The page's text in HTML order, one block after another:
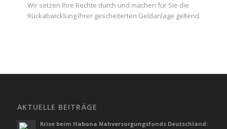
Wir setzen Ihre Rechte durch und machen für Sie die
Rückabwicklung Ihrer gescheiterten Geldanlage geltend.
AKTUELLE BEITRÄGE
Krise beim Habona Nahversorgungsfonds Deutschland: